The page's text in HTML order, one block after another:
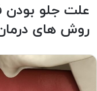
علت جلو بودن
روش های